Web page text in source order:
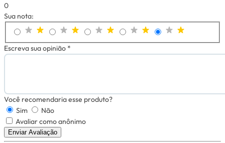
0
Sua nota:
Escreva sua opinião *
Você recomendaria esse produto?
Sim
Não
Avaliar como anônimo
Enviar Avaliação